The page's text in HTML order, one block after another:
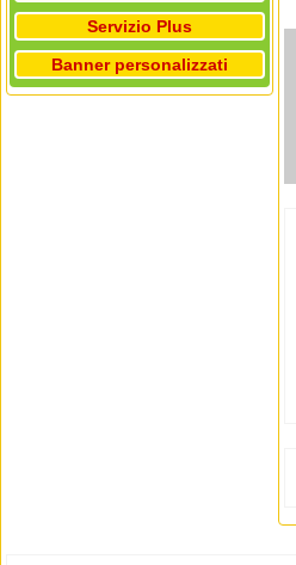
Servizio Plus
Banner personalizzati